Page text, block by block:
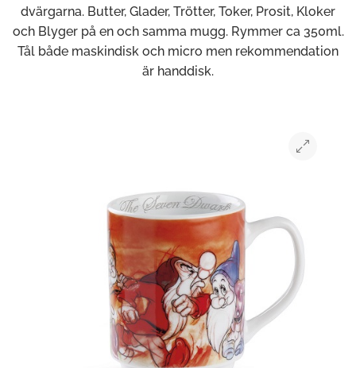
dvärgarna. Butter, Glader, Trötter, Toker, Prosit, Kloker
och Blyger på en och samma mugg. Rymmer ca 350ml.
Tål både maskindisk och micro men rekommendation
är handdisk.